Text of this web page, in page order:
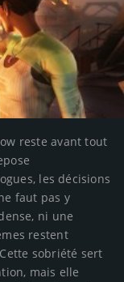
reste avant tout
les décisions
faut pas y
ni une
restent
sobriété sert
mais elle